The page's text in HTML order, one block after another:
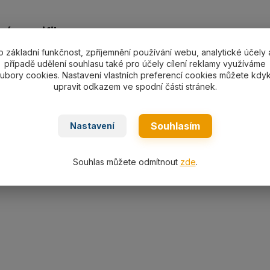
specifikace
oko-oko pr. 18 mm/délka L dle výběru, nosnost 3 400
v kategoriích
lana
základní funkčnost, zpříjemnění používání webu, analytické účely
případě udělení souhlasu také pro účely cílení reklamy využíváme
cookies. Nastavení vlastních preferencí cookies můžete
upravit odkazem ve spodní části stránek.
Nastavení Souhlasím
Souhlas můžete odmítnout zde.